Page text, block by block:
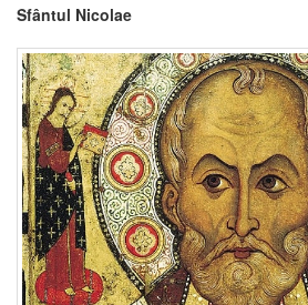
Sfântul Nicolae